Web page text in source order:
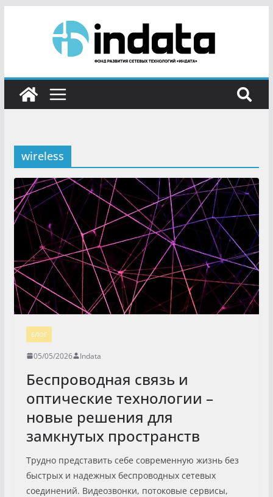
wireless
БЛОГ
05/05/2026 Indata
Беспроводная связь и
оптические технологии –
новые решения для
замкнутых пространств
Трудно представить себе современную жизнь без
быстрых и надежных беспроводных сетевых
соединений. Видеозвонки, потоковые сервисы,